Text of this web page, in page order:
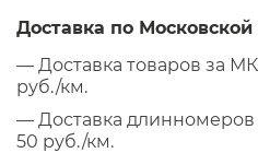
Доставка по Московской
— Доставка товаров за
руб./км.
— Доставка
50 руб./км.